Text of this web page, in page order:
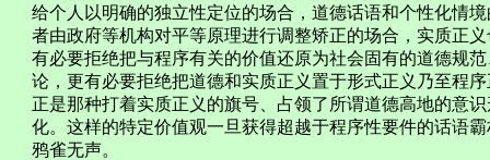
给个人以明确的独立性定位的场合，道德话语和个性化情
者由政府等机构对平等原理进行调整矫正的场合，实质正
有必要拒绝把与程序有关的价值还原为社会固有的道德规
论，更有必要拒绝把道德和实质正义置于形式正义乃至程
正是那种打着实质正义的旗号、占领了所谓道德高地的意
化。这样的特定价值观一旦获得超越于程序性要件的话语
鸦雀无声。